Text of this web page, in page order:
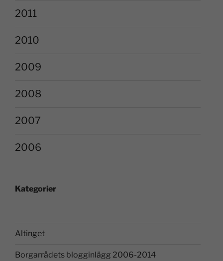
2011
2010
2009
2008
2007
2006
Kategorier
Altinget
Borgarrådets blogginlägg 2006-2014